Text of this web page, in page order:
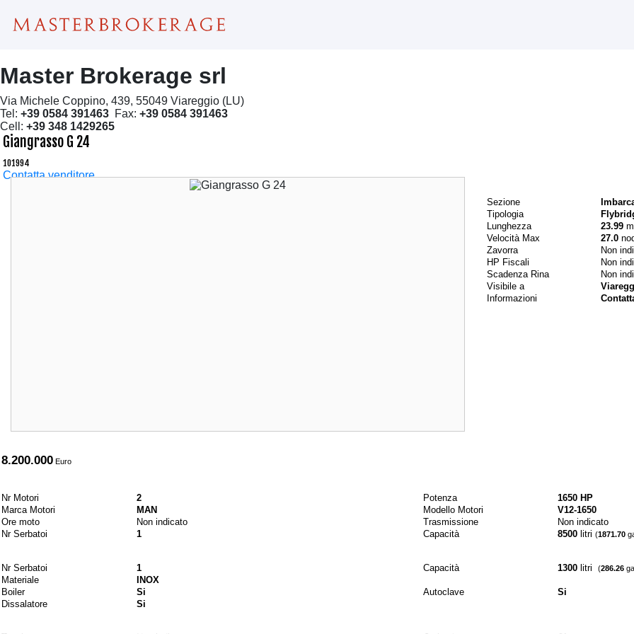
Master Brokerage srl
Via Michele Coppino, 439, 55049 Viareggio (LU)
Tel: +39 0584 391463 Fax: +39 0584 391463
Cell: +39 348 1429265
Giangrasso G 24
101994
Contatta venditore
Sezione
Tipologia
Lunghezza
23.99
Velocità Max
27.0
Zavorra
Non
HP Fiscali
Non
Scadenza Rina
Non
Visibile a
Informazioni
8.200.000 Euro
Nr Motori 2 Potenza
1650 HP
Marca Motori
MAN Modello Motori
V12-1650
Ore moto
Non indicato Trasmissione
Non indicato
Nr Serbatoi
1 Capacità 8500 litri (1871.70
Nr Serbatoi 1 Capacità 1300 litri (286.26
Materiale
INOX
Boiler
Si Autoclave
Si
Dissalatore
Si